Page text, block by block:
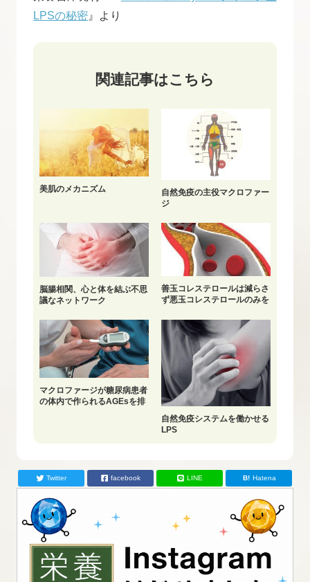
LPSの秘密 』より
関連記事はこちら
美肌のメカニズム
自然免疫の主役マクロファー
ジ
脳腸相関、心と体を結ぶ不思
議なネットワーク
善玉コレステロールは減らさ
ず悪玉コレステロールのみを
マクロファージが糖尿病患者
の体内で作られるAGEsを排
自然免疫システムを働かせる
LPS
Twitter facebook LINE Hatena